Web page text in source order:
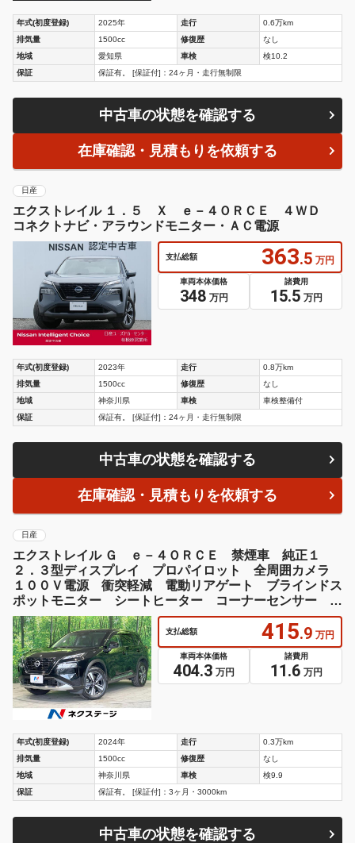
年式(初度登録) 2025年 走行
0.6万km
排気量
1500cc 修復歴
なし
地域
愛知県 車検
検10.2
保証
保証有。 [保証付]：24ヶ月・走行無制限
中古車の状態を確認する
在庫確認・見積もりを依頼する
日産
エクストレイル １．５ Ｘ ｅ－４ＯＲＣＥ ４ＷＤ
コネクトナビ・アラウンドモニター・ＡＣ電源
支払総額 363.5 万円
車両本体価格
348 万円
諸費用
15.5 万円
年式(初度登録) 2023年 走行
0.8万km
排気量
1500cc 修復歴
なし
地域
神奈川県 車検
車検整備付
保証
保証有。 [保証付]：24ヶ月・走行無制限
中古車の状態を確認する
在庫確認・見積もりを依頼する
日産
エクストレイル Ｇ ｅ－４ＯＲＣＥ 禁煙車 純正１
２．３型ディスプレイ プロパイロット 全周囲カメラ
１００Ｖ電源 衝突軽減 電動リアゲート ブラインドス
ポットモニター シートヒーター コーナーセンサー Ｌ
ＥＤヘッド ＥＴＣ
支払総額 415.9 万円
車両本体価格
404.3 万円
諸費用
11.6 万円
年式(初度登録) 2024年 走行
0.3万km
排気量
1500cc 修復歴
なし
地域
神奈川県 車検
検9.9
保証
保証有。 [保証付]：3ヶ月・3000km
中古車の状態を確認する